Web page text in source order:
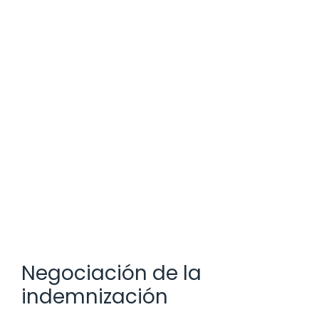
Negociación de la
indemnización